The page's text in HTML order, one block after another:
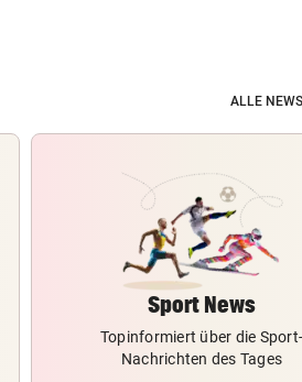
ALLE
Sport News
Topinformiert über die Sport-
Nachrichten des Tages